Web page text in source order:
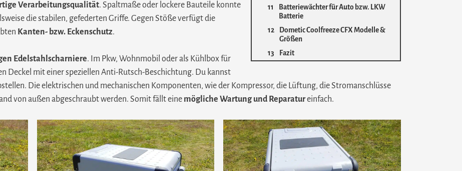
Batteriewächter für Auto bzw. LKW
Batterie
Dometic Coolfreeze CFX Modelle &
Größen
Fazit
Verarbeitungsqualität. Spaltmaße oder lockere Bauteile konnte
die stabilen, gefederten Griffe. Gegen Stöße verfügt die
Kanten- bzw. Eckenschutz.
Edelstahlscharniere. Im Pkw, Wohnmobil oder als Kühlbox für
Deckel mit einer speziellen Anti-Rutsch-Beschichtung. Du kannst
Die elektrischen und mechanischen Komponenten, wie der Kompressor, die Lüftung, die Stromanschlüsse
von außen abgeschraubt werden. Somit fällt eine mögliche Wartung und Reparatureinfach.